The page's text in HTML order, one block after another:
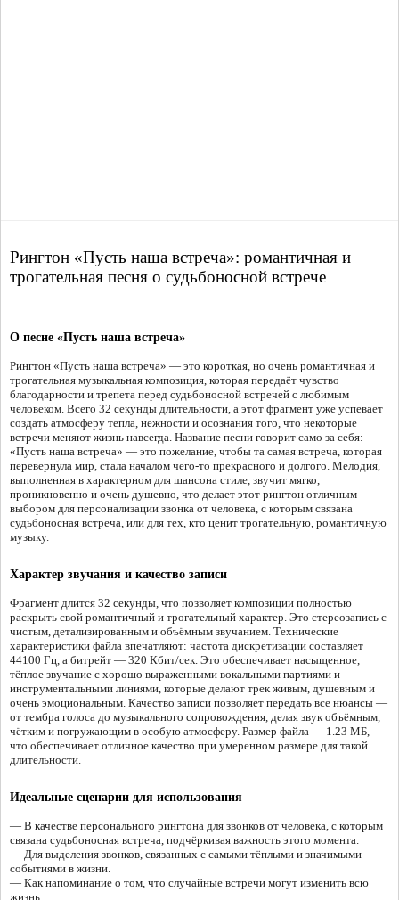
Рингтон «Пусть наша встреча»: романтичная и
трогательная песня о судьбоносной встрече
О песне «Пусть наша встреча»
Рингтон «Пусть наша встреча» — это короткая, но очень романтичная и
трогательная музыкальная композиция, которая передаёт чувство
благодарности и трепета перед судьбоносной встречей с любимым
человеком. Всего 32 секунды длительности, а этот фрагмент уже успевает
создать атмосферу тепла, нежности и осознания того, что некоторые
встречи меняют жизнь навсегда. Название песни говорит само за себя:
«Пусть наша встреча» — это пожелание, чтобы та самая встреча, которая
перевернула мир, стала началом чего-то прекрасного и долгого. Мелодия,
выполненная в характерном для шансона стиле, звучит мягко,
проникновенно и очень душевно, что делает этот рингтон отличным
выбором для персонализации звонка от человека, с которым связана
судьбоносная встреча, или для тех, кто ценит трогательную, романтичную
музыку.
Характер звучания и качество записи
Фрагмент длится 32 секунды, что позволяет композиции полностью
раскрыть свой романтичный и трогательный характер. Это стереозапись с
чистым, детализированным и объёмным звучанием. Технические
характеристики файла впечатляют: частота дискретизации составляет
44100 Гц, а битрейт — 320 Кбит/сек. Это обеспечивает насыщенное,
тёплое звучание с хорошо выраженными вокальными партиями и
инструментальными линиями, которые делают трек живым, душевным и
очень эмоциональным. Качество записи позволяет передать все нюансы —
от тембра голоса до музыкального сопровождения, делая звук объёмным,
чётким и погружающим в особую атмосферу. Размер файла — 1.23 МБ,
что обеспечивает отличное качество при умеренном размере для такой
длительности.
Идеальные сценарии для использования
— В качестве персонального рингтона для звонков от человека, с которым
связана судьбоносная встреча, подчёркивая важность этого момента.
— Для выделения звонков, связанных с самыми тёплыми и значимыми
событиями в жизни.
— Как напоминание о том, что случайные встречи могут изменить всю
жизнь.